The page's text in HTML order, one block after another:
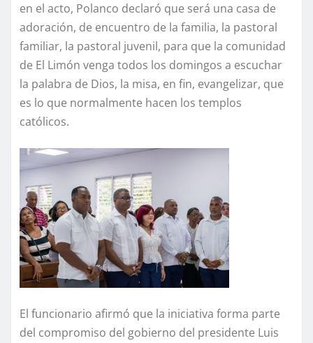
en el acto, Polanco declaró que será una casa de
adoración, de encuentro de la familia, la pastoral
familiar, la pastoral juvenil, para que la comunidad
de El Limón venga todos los domingos a escuchar
la palabra de Dios, la misa, en fin, evangelizar, que
es lo que normalmente hacen los templos
católicos.
El funcionario afirmó que la iniciativa forma parte
del compromiso del gobierno del presidente Luis